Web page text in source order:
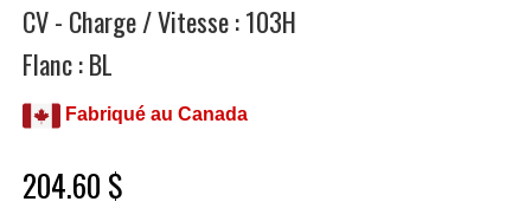
CV - Charge / Vitesse : 103H
Flanc : BL
Fabriqué au Canada
204.60 $